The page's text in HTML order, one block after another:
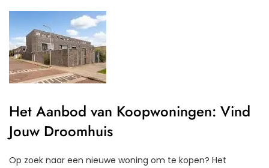
Het Aanbod van Koopwoningen: Vind
Jouw Droomhuis
Op zoek naar een nieuwe woning om te kopen? Het